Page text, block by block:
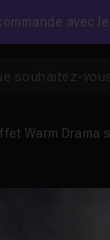
avec le
Warm Drama